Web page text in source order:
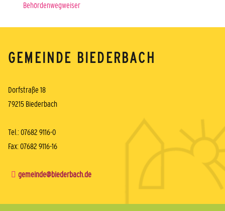
Behördenwegweiser
GEMEINDE BIEDERBACH
Dorfstraße 18
79215 Biederbach
Tel.: 07682 9116-0
Fax: 07682 9116-16
gemeinde@biederbach.de